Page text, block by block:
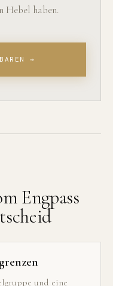
Hebel haben.
→
Engpass
und eine